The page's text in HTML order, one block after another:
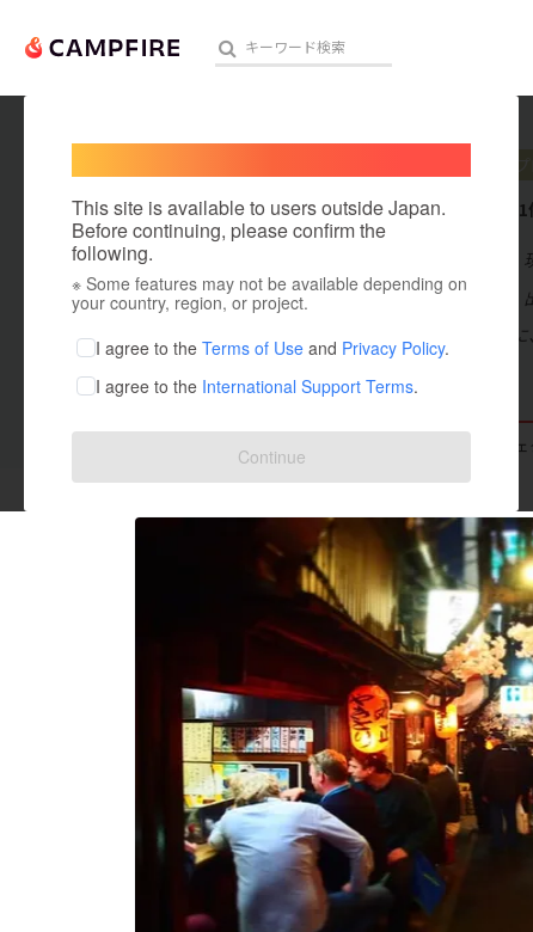
人気のプロジェクト 注目の
アート・写真
テクノロジー・ガジェット
映像・映画
ビジネス・起業
まちづくり・地域活性化
This site is available to users outside Japan.
Before continuing, please confirm the
following.
※ Some features may not be available depending on
your country, region, or project.
I agree to the Terms of Use and Privacy Policy.
I agree to the International Support Terms.
Continue
これまでに
出身国：日本
九州男児なり
プロジ